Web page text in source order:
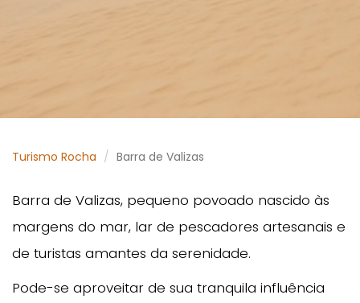
Turismo Rocha Barra de Valizas
Barra de Valizas, pequeno povoado nascido às
margens do mar, lar de pescadores artesanais e
de turistas amantes da serenidade.
Pode-se aproveitar de sua tranquila influência